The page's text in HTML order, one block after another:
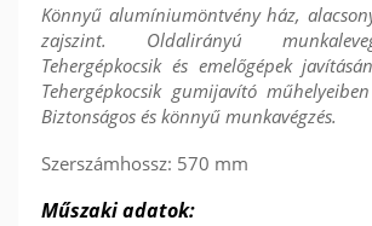
Könnyű alumíniumöntvény ház,
zajszint. Oldalirányú
Tehergépkocsik és emelőgépek
Tehergépkocsik gumijavító
Biztonságos és könnyű munkavégzés.
Szerszámhossz: 570 mm
Műszaki adatok: